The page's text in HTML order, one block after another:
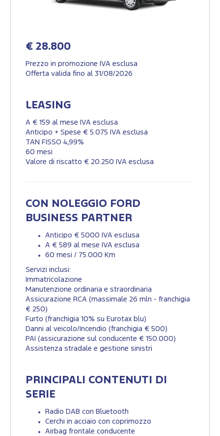
€ 28.800
Prezzo in promozione IVA esclusa
Offerta valida fino al 31/08/2026
LEASING
A € 159 al mese IVA esclusa
Anticipo + Spese € 5.075 IVA esclusa
TAN FISSO 4,99%
60 mesi
Valore di riscatto € 20.250 IVA esclusa
CON NOLEGGIO FORD
BUSINESS PARTNER
Anticipo € 5000 IVA esclusa
A € 589 al mese IVA esclusa
60 mesi / 75.000 Km
Servizi inclusi:
Immatricolazione
Manutenzione ordinaria e straordinaria
Assicurazione RCA (massimale 26 mln - franchigia
€ 250)
Furto (franchigia 10% su Eurotax blu)
Danni al veicolo/Incendio (franchigia € 500)
PAI (assicurazione sul conducente € 150.000)
Assistenza stradale e gestione sinistri
PRINCIPALI CONTENUTI DI
SERIE
Radio DAB con Bluetooth
Cerchi in acciaio con coprimozzo
Airbag frontale conducente